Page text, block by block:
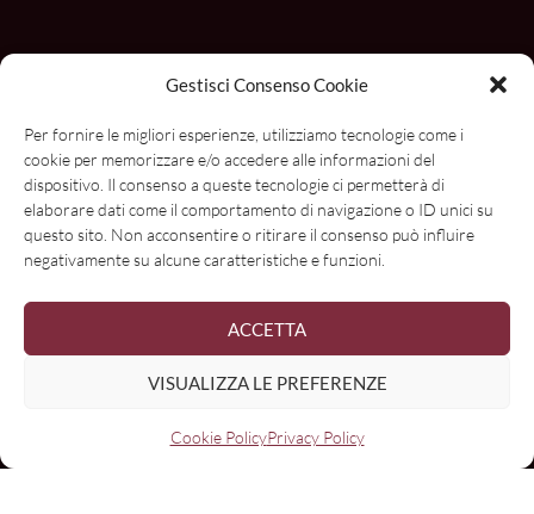
Gestisci Consenso Cookie
Per fornire le migliori esperienze, utilizziamo tecnologie come i
cookie per memorizzare e/o accedere alle informazioni del
dispositivo. Il consenso a queste tecnologie ci permetterà di
elaborare dati come il comportamento di navigazione o ID unici su
questo sito. Non acconsentire o ritirare il consenso può influire
negativamente su alcune caratteristiche e funzioni.
ACCETTA
VISUALIZZA LE PREFERENZE
Cookie PolicyPrivacy Policy